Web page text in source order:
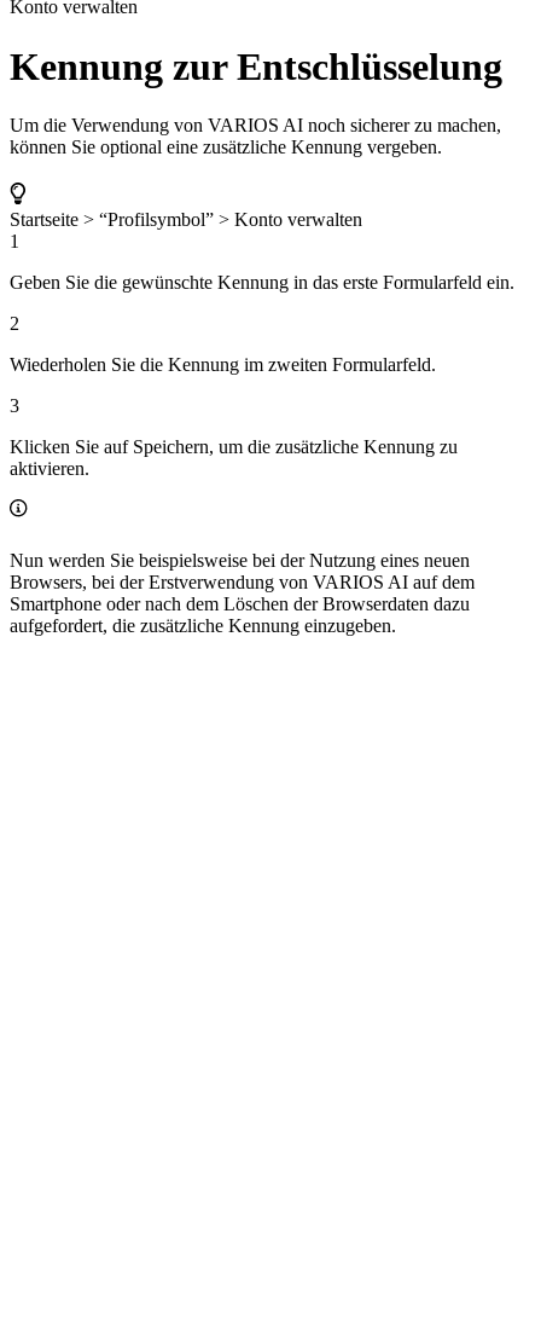
Konto verwalten
Kennung zur Entschlüsselung
Um die Verwendung von VARIOS AI noch sicherer zu machen,
können Sie optional eine zusätzliche Kennung vergeben.
Startseite > “Profilsymbol” > Konto verwalten
1
Geben Sie die gewünschte Kennung in das erste Formularfeld ein.
2
Wiederholen Sie die Kennung im zweiten Formularfeld.
3
Klicken Sie auf Speichern, um die zusätzliche Kennung zu
aktivieren.
Nun werden Sie beispielsweise bei der Nutzung eines neuen
Browsers, bei der Erstverwendung von VARIOS AI auf dem
Smartphone oder nach dem Löschen der Browserdaten dazu
aufgefordert, die zusätzliche Kennung einzugeben.